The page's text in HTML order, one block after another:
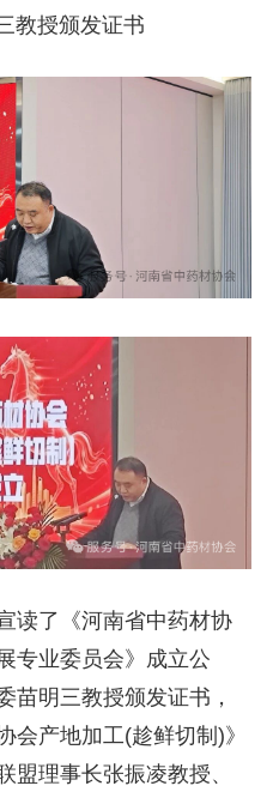
教授颁发证书
了《河南省中药材协
专业委员会》成立公
苗明三教授颁发证书，
会产地加工(趁鲜切制)》
盟理事长张振凌教授、